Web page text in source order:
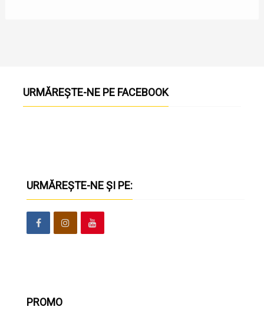
URMĂREȘTE-NE PE FACEBOOK
URMĂREȘTE-NE ȘI PE:
PROMO